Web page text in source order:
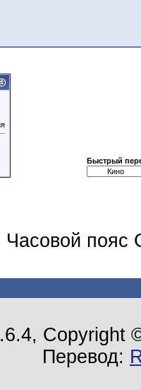
Быстрый
Часовой пояс
Copyright
Перевод: